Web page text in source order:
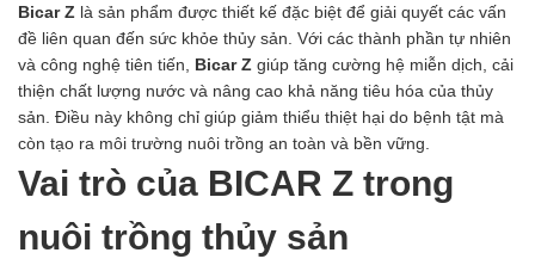
Kim loại màu
Oxit kim loại
HÓA CHẤT THÍ NGHIỆM
Hóa chất thí nghiệm
Thiết bị phòng thí nghiệm
HÓA CHẤT NÔNG NGHIỆP
Nguyên liệu phân bón
Nguyên liệu chăn nuôi
Bicar Z là sản phẩm được thiết kế đặc biệt để giải quyết các vấn
đề liên quan đến sức khỏe thủy sản. Với các thành phần tự nhiên
và công nghệ tiên tiến, Bicar Z giúp tăng cường hệ miễn dịch, cải
thiện chất lượng nước và nâng cao khả năng tiêu hóa của thủy
sản. Điều này không chỉ giúp giảm thiểu thiệt hại do bệnh tật mà
còn tạo ra môi trường nuôi trồng an toàn và bền vững.
Vai trò của BICAR Z trong
nuôi trồng thủy sản